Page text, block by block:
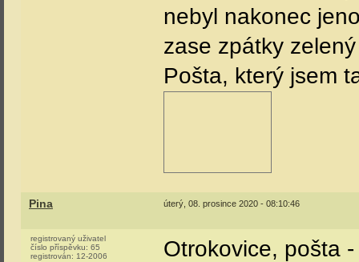
nebyl nakonec
zase zpátky
Pošta, který jsem
Pina úterý, 08. prosince 2020 - 08:10:46
registrovaný uživatel
číslo příspěvku: 65
registrován: 12-2006
Otrokovice, pošta